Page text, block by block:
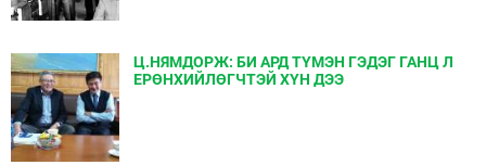
Ц.НЯМДОРЖ: БИ АРД ТҮМЭН ГЭДЭГ ГАНЦ Л
ЕРӨНХИЙЛӨГЧТЭЙ ХҮН ДЭЭ